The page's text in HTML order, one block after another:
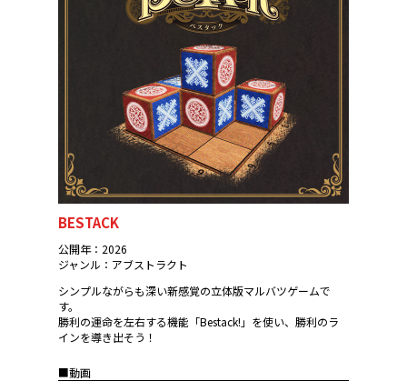
BESTACK
公開年：2026
ジャンル：アブストラクト
シンプルながらも深い新感覚の立体版マルバツゲームで
す。
勝利の運命を左右する機能「Bestack!」を使い、勝利のラ
インを導き出そう！
■動画